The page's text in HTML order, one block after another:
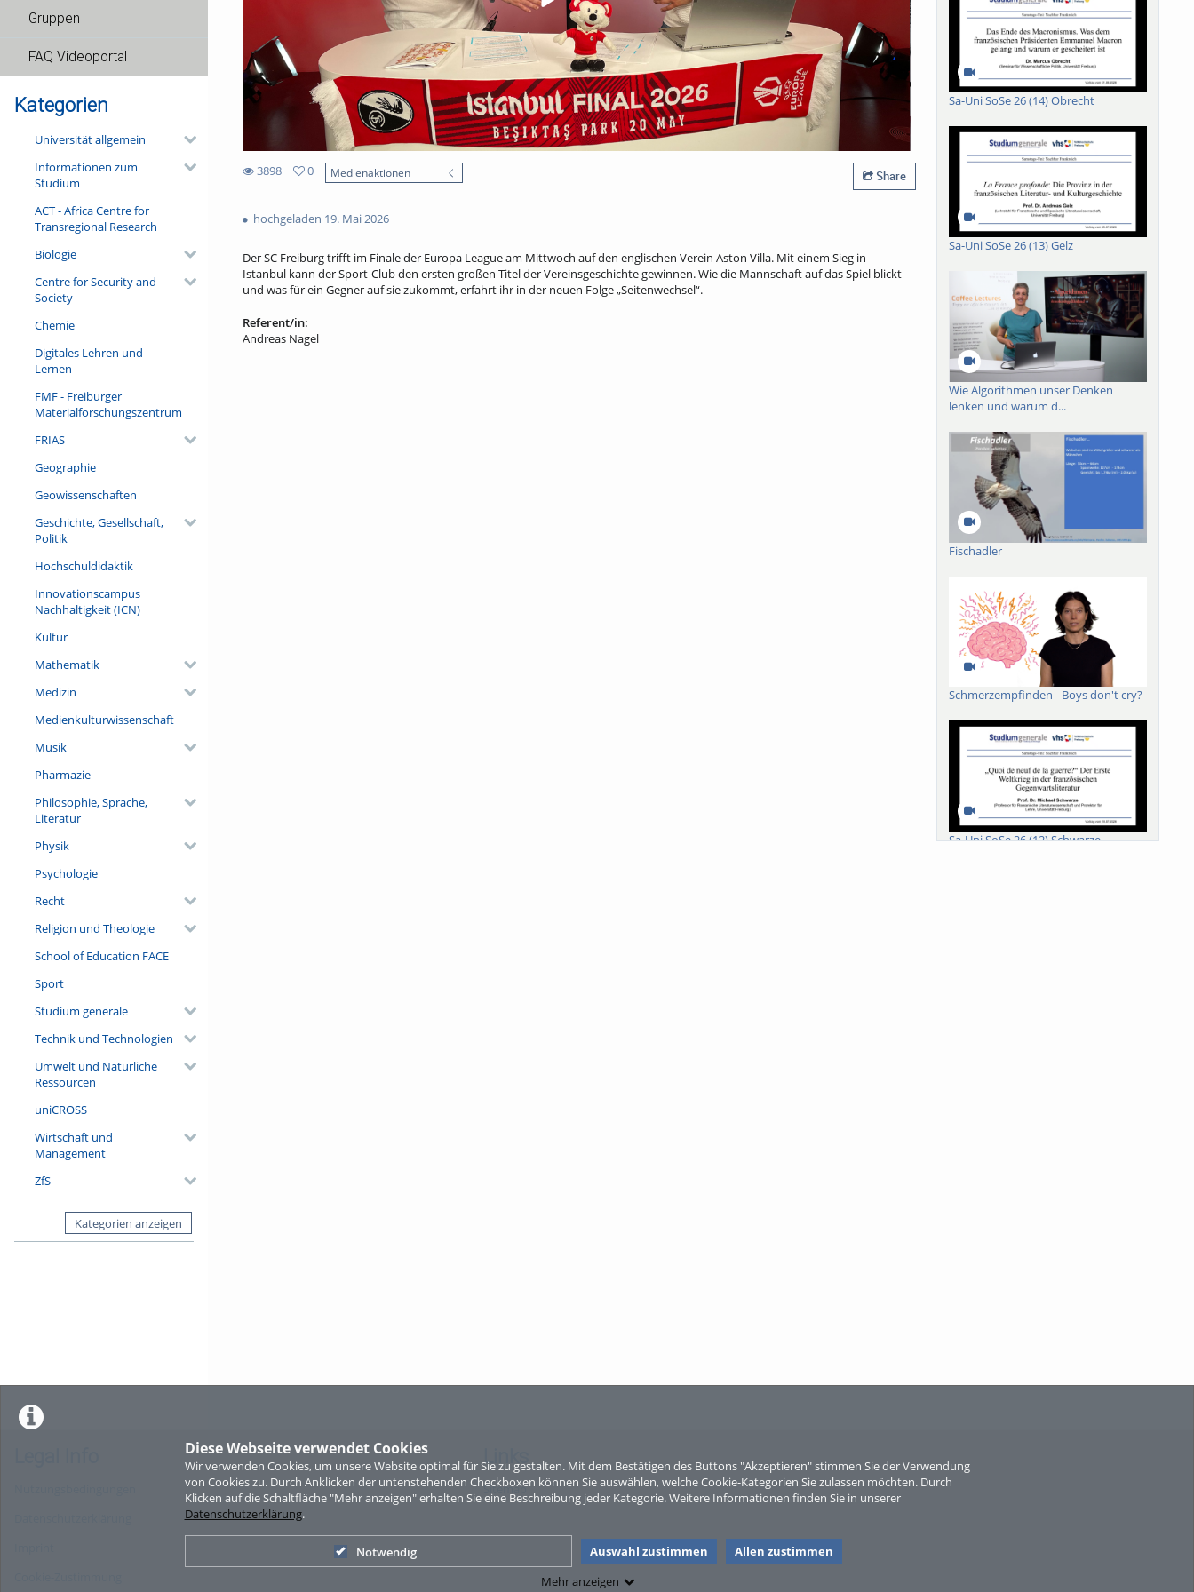
Diese Webseite verwendet Cookies
Wir verwenden Cookies, um unsere Website optimal für Sie zu gestalten. Mit dem Bestätigen des Buttons "Akzeptieren" stimmen Sie der Verwendung
von Cookies zu. Durch Anklicken der untenstehenden Checkboxen können Sie auswählen, welche Cookie-Kategorien Sie zulassen möchten. Durch
Klicken auf die Schaltfläche "Mehr anzeigen" erhalten Sie eine Beschreibung jeder Kategorie. Weitere Informationen finden Sie in unserer
Datenschutzerklärung.
Notwendig Auswahl zustimmen
Allen zustimmen
Mehr anzeigen
Gruppen
FAQ Videoportal
Kategorien
Universität allgemein
Informationen zum
Studium
ACT - Africa Centre for
Transregional Research
Biologie
Centre for Security and
Society
Chemie
Digitales Lehren und
Lernen
FMF - Freiburger
Materialforschungszentrum
FRIAS
Geographie
Geowissenschaften
Geschichte, Gesellschaft,
Politik
Hochschuldidaktik
Innovationscampus
Nachhaltigkeit (ICN)
Kultur
Mathematik
Medizin
Medienkulturwissenschaft
Musik
Pharmazie
Philosophie, Sprache,
Literatur
Physik
Psychologie
Recht
Religion und Theologie
School of Education FACE
Sport
Studium generale
Technik und Technologien
Umwelt und Natürliche
Ressourcen
uniCROSS
Wirtschaft und
Management
ZfS
Kategorien anzeigen
3898
views
0
Medienaktionen Share
hochgeladen 19. Mai 2026
Der SC Freiburg trifft im Finale der Europa League am Mittwoch auf den englischen Verein Aston Villa. Mit einem Sieg in
Istanbul kann der Sport-Club den ersten großen Titel der Vereinsgeschichte gewinnen. Wie die Mannschaft auf das Spiel blickt
und was für ein Gegner auf sie zukommt, erfahrt ihr in der neuen Folge „Seitenwechsel“.
Referent/in:
Andreas Nagel
Sa-Uni SoSe 26 (14) Obrecht
Sa-Uni SoSe 26 (13) Gelz
Wie Algorithmen unser Denken
lenken und warum d...
Fischadler
Schmerzempfinden - Boys don't cry?
Sa-Uni SoSe 26 (12) Schwarze
Sperber
Links
Sitemap